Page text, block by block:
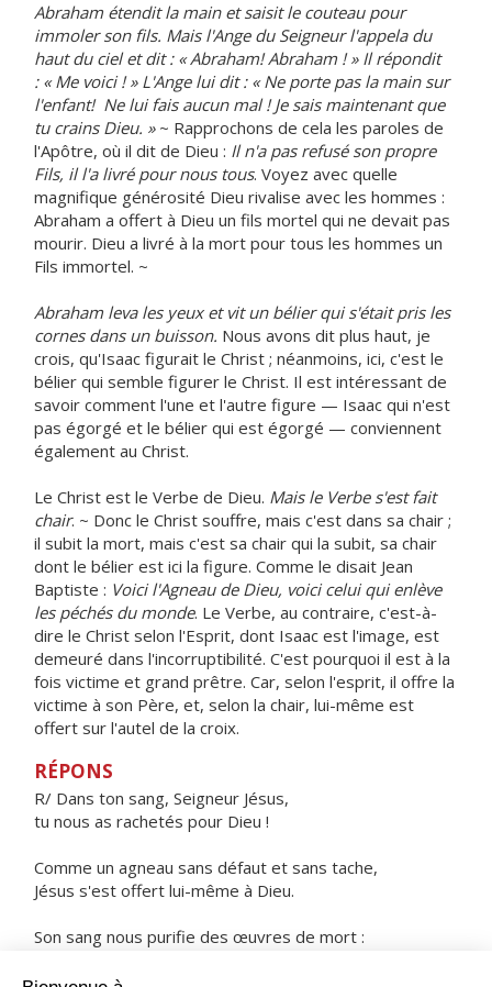
Abraham étendit la main et saisit le couteau pour
immoler son fils. Mais l'Ange du Seigneur l'appela du
haut du ciel et dit : « Abraham! Abraham ! » Il répondit
: « Me voici ! » L'Ange lui dit : « Ne porte pas la main sur
l'enfant! Ne lui fais aucun mal ! Je sais maintenant que
tu crains Dieu. »~ Rapprochons de cela les paroles de
l'Apôtre, où il dit de Dieu : Il n'a pas refusé son propre
Fils, il l'a livré pour nous tous. Voyez avec quelle
magnifique générosité Dieu rivalise avec les hommes :
Abraham a offert à Dieu un fils mortel qui ne devait pas
mourir. Dieu a livré à la mort pour tous les hommes un
Fils immortel. ~
Abraham leva les yeux et vit un bélier qui s'était pris les
cornes dans un buisson. Nous avons dit plus haut, je
crois, qu'Isaac figurait le Christ ; néanmoins, ici, c'est le
bélier qui semble figurer le Christ. Il est intéressant de
savoir comment l'une et l'autre figure — Isaac qui n'est
pas égorgé et le bélier qui est égorgé — conviennent
également au Christ.
Le Christ est le Verbe de Dieu. Mais le Verbe s'est fait
chair. ~ Donc le Christ souffre, mais c'est dans sa chair ;
il subit la mort, mais c'est sa chair qui la subit, sa chair
dont le bélier est ici la figure. Comme le disait Jean
Baptiste : Voici l'Agneau de Dieu, voici celui qui enlève
les péchés du monde. Le Verbe, au contraire, c'est-à-
dire le Christ selon l'Esprit, dont Isaac est l'image, est
demeuré dans l'incorruptibilité. C'est pourquoi il est à la
fois victime et grand prêtre. Car, selon l'esprit, il offre la
victime à son Père, et, selon la chair, lui-même est
offert sur l'autel de la croix.
RÉPONS
R/ Dans ton sang, Seigneur Jésus,
tu nous as rachetés pour Dieu !
Comme un agneau sans défaut et sans tache,
Jésus s'est offert lui-même à Dieu.
Son sang nous purifie des œuvres de mort :